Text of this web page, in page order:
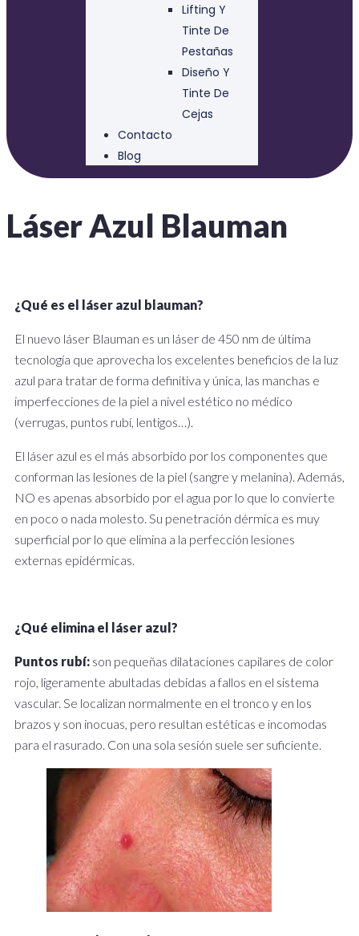
Lifting Y
Tinte De
Pestañas
Diseño Y
Tinte De
Cejas
Contacto
Blog
Láser Azul Blauman
¿Qué es el láser azul blauman?
El nuevo láser Blauman es un láser de 450 nm de última
tecnología que aprovecha los excelentes beneficios de la luz
azul para tratar de forma definitiva y única, las manchas e
imperfecciones de la piel a nivel estético no médico
(verrugas, puntos rubí, lentigos…).
El láser azul es el más absorbido por los componentes que
conforman las lesiones de la piel (sangre y melanina). Además,
NO es apenas absorbido por el agua por lo que lo convierte
en poco o nada molesto. Su penetración dérmica es muy
superficial por lo que elimina a la perfección lesiones
externas epidérmicas.
¿Qué elimina el láser azul?
Puntos rubí: son pequeñas dilataciones capilares de color
rojo, ligeramente abultadas debidas a fallos en el sistema
vascular. Se localizan normalmente en el tronco y en los
brazos y son inocuas, pero resultan estéticas e incomodas
para el rasurado. Con una sola sesión suele ser suficiente.